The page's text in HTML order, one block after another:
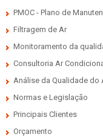
PMOC - Plano de
Filtragem de Ar
Monitoramento da
Consultoria Ar
Análise da Qualidade do
Normas e Legislação
Principais Clientes
Orçamento